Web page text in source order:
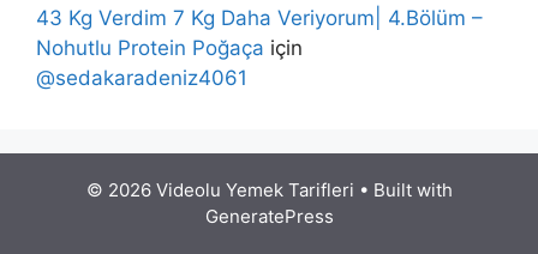
43 Kg Verdim 7 Kg Daha Veriyorum| 4.Bölüm –
Nohutlu Protein Poğaça için
@sedakaradeniz4061
© 2026 Videolu Yemek Tarifleri • Built with
GeneratePress